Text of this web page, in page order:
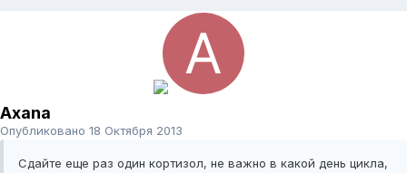
Axana
Опубликовано 18 Октября 2013
Сдайте еще раз один кортизол, не важно в какой день цикла,